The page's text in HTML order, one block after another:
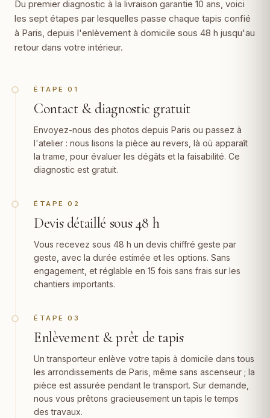
Du premier diagnostic à la livraison garantie 10 ans, voici
les sept étapes par lesquelles passe chaque tapis confié
à Paris, depuis l'enlèvement à domicile sous 48 h jusqu'au
retour dans votre intérieur.
ÉTAPE 01
Contact & diagnostic gratuit
Envoyez-nous des photos depuis Paris ou passez à
l'atelier : nous lisons la pièce au revers, là où apparaît
la trame, pour évaluer les dégâts et la faisabilité. Ce
diagnostic est gratuit.
ÉTAPE 02
Devis détaillé sous 48 h
Vous recevez sous 48 h un devis chiffré geste par
geste, avec la durée estimée et les options. Sans
engagement, et réglable en 15 fois sans frais sur les
chantiers importants.
ÉTAPE 03
Enlèvement & prêt de tapis
Un transporteur enlève votre tapis à domicile dans tous
les arrondissements de Paris, même sans ascenseur ; la
pièce est assurée pendant le transport. Sur demande,
nous vous prêtons gracieusement un tapis le temps
des travaux.